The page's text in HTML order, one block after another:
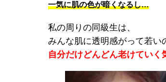
一気に肌の色が暗くなるし…
私の周りの同級生は、
みんな肌に透明感がって若い
自分だけどんどん老けていく